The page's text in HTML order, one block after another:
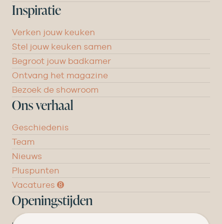
Inspiratie
Verken jouw keuken
Stel jouw keuken samen
Begroot jouw badkamer
Ontvang het magazine
Bezoek de showroom
Ons verhaal
Geschiedenis
Team
Nieuws
Pluspunten
Vacatures ➑
Openingstijden